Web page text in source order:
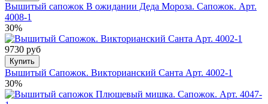
Вышитый сапожок В ожидании Деда Мороза. Сапожок. Арт.
4008-1
30%
9730 руб
Купить
Вышитый Сапожок. Викторианский Санта Арт. 4002-1
30%